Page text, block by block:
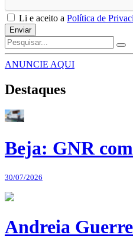
Li e aceito a Política de
Enviar
ANUNCIE AQUI
Destaques
Beja: GNR
30/07/2026
Andreia